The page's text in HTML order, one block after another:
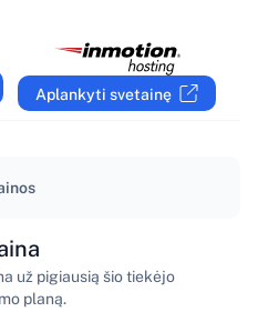
Aplankyti svetainę
už pigiausią šio tiekėjo
planą.